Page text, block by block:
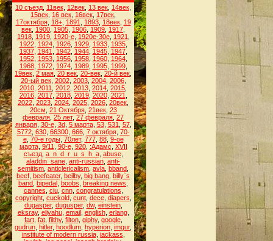
10 съезд 11век 12век 13 век 14век
15век 16 век 16век 17век
17октября, 18+, 1891 1893, 18век, 19
век 1900 1905 1906 1909 1917
1918, 1919, 1920-е, 1920е-30е, 1921
1922, 1924, 1926, 1929, 1933, 1935,
1937, 1941 1942, 1944, 1945, 1947,
1952, 1953, 1956, 1958, 1960, 1964,
1968, 1972, 1974, 1989, 1995, 1999,
19век 2 мая 20 век 20-век 20-й век
20-ый век, 2002, 2003, 2004, 2006,
2010 2011 2012 2013 2014 2015
2016, 2017, 2018, 2019, 2020, 2021
2022 2023 2024 2025 2026 20век
20см 21 Октября, 21век, 23
февраля 25 лет, 27 февраля 27
января, 30-е, 3d, 5 марта, 53, 531 57,
5772, 630, 66300, 666, 7 октября, 70-
е, 70-е годы, 70лет, 777, 88, 9-ое
марта, 9/11 90-е, 920, :Адамс XVII
съезд, a_n_d_r_u_s_h_a, abuse,
aladdin_sane anti-russian anti-
semitism anticlericalism avla bband
beef beefeater, beilby, big bang billy`s
band bipedal boobs breaking news
cannes ciu, cnn, congratulations
copyright, cuckold, cunt, dece, diapers
dugasper, dugusper, dw, einstein,
eksray, eliyahu, email, english, erlang,
fart, fat, filthy, filton, giphy, google,
gudrun hitler, hoodlum hyperion imgur,
institute of modern russia, jackass